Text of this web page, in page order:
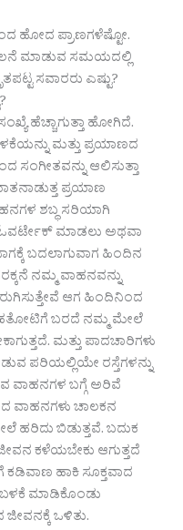
ಹೋದ ಪ್ರಾಣಗಳೆಷ್ಟೋ.
ಮಾಡುವ ಸಮಯದಲ್ಲಿ
ಸವಾರರು ಎಷ್ಟು?
ಹೆಚ್ಚಾಗುತ್ತಾ ಹೋಗಿದೆ.
ಮತ್ತು ಪ್ರಯಾಣದ
ಸಂಗೀತವನ್ನು ಆಲಿಸುತ್ತಾ
ಪ್ರಯಾಣ
ಶಬ್ಧ ಸರಿಯಾಗಿ
ಮಾಡಲು ಅಥವಾ
ಬದಲಾಗುವಾಗ ಹಿಂದಿನ
ನಮ್ಮ ವಾಹನವನ್ನು
ಆಗ ಹಿಂದಿನಿಂದ
ಬರದೆ ನಮ್ಮ ಮೇಲೆ
ಮತ್ತು ಪಾದಚಾರಿಗಳು
ಪರಿಯಲ್ಲಿಯೇ ರಸ್ತೆಗಳನ್ನು
ವಾಹನಗಳ ಬಗ್ಗೆ ಅರಿವೆ
ವಾಹನಗಳು ಚಾಲಕನ
ಹರಿದು ಬಿಡುತ್ತವೆ. ಬದುಕ
ಕಳೆಯಬೇಕು ಆಗುತ್ತದೆ
ಹಾಕಿ ಸೂಕ್ತವಾದ
ಬಳಕೆ ಮಾಡಿಕೊಂಡು
ಒಳಿತು.